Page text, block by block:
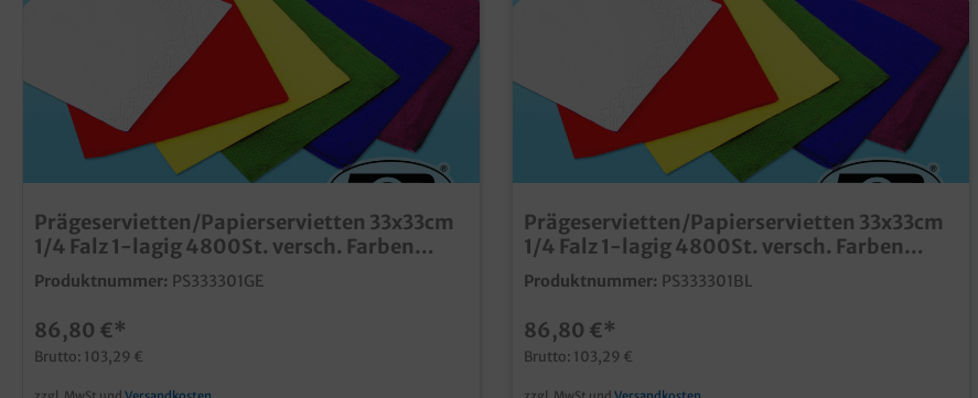
Prägeservietten/Papierservietten 33x33cm
1/4 Falz 1-lagig 4800St. versch. Farben
wählbar
Produktnummer: PS333301GE
86,80 €*
Brutto: 103,29 €
Prägeservietten/Papierservietten 33x33cm
1/4 Falz 1-lagig 4800St. versch. Farben
wählbar
Produktnummer: PS333301BL
86,80 €*
Brutto: 103,29 €